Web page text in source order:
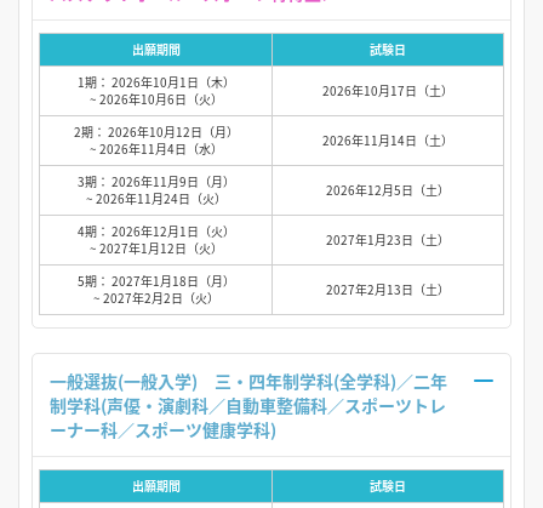
出願期間
試験日
1期： 2026年10月1日（木）
~ 2026年10月6日（火）
2026年10月17日（土）
2期： 2026年10月12日（月）
~ 2026年11月4日（水）
2026年11月14日（土）
3期： 2026年11月9日（月）
~ 2026年11月24日（火）
2026年12月5日（土）
4期： 2026年12月1日（火）
~ 2027年1月12日（火）
2027年1月23日（土）
5期： 2027年1月18日（月）
~ 2027年2月2日（火）
2027年2月13日（土）
一般選抜(一般入学) 三・四年制学科(全学科)／二年
制学科(声優・演劇科／自動車整備科／スポーツトレ
出願期間
試験日